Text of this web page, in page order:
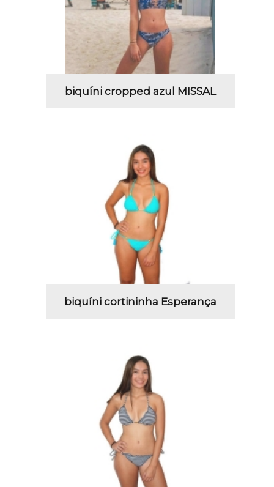
biquíni cropped azul MISSAL
biquíni cortininha Esperança